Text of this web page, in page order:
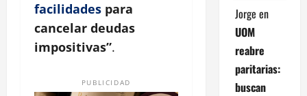
facilidades para
cancelar deudas
impositivas”.
PUBLICIDAD
Jorge en
UOM
reabre
paritarias:
buscan